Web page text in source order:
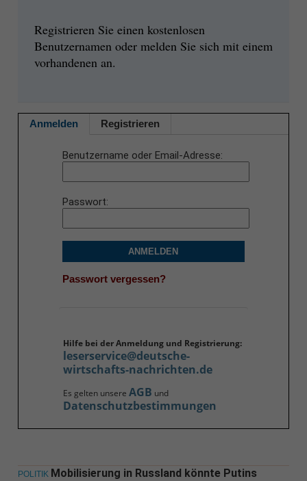
Registrieren Sie einen kostenlosen
Benutzernamen oder melden Sie sich mit einem
vorhandenen an.
Anmelden Registrieren
Benutzername oder Email-Adresse
Passwort
ANMELDEN
Passwort vergessen?
Hilfe bei der Anmeldung und Registrierung:
leserservice@deutsche-
wirtschafts-nachrichten.de
Es gelten unsere AGB und
Datenschutzbestimmungen
POLITIK Mobilisierung in Russland könnte Putins